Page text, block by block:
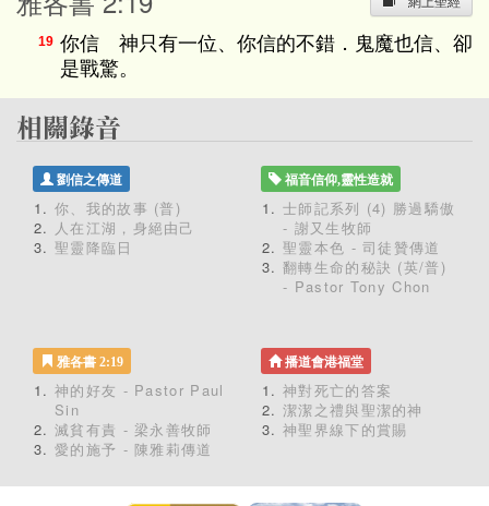
19 你信 神只有一位、你信的不錯．鬼魔也信、卻
是戰驚。
劉信之傳道
你、我的故事 (普)
人在江湖，身絕由己
聖靈降臨日
福音信仰,靈性造就
士師記系列 (4) 勝過驕傲
- 謝又生牧師
聖靈本色 - 司徒贊傳道
翻轉生命的秘訣 (英/普)
- Pastor Tony Chon
雅各書 2:19
神的好友 - Pastor Paul
Sin
滅貧有責 - 梁永善牧師
愛的施予 - 陳雅莉傳道
播道會港福堂
神對死亡的答案
潔潔之禮與聖潔的神
神聖界線下的賞賜